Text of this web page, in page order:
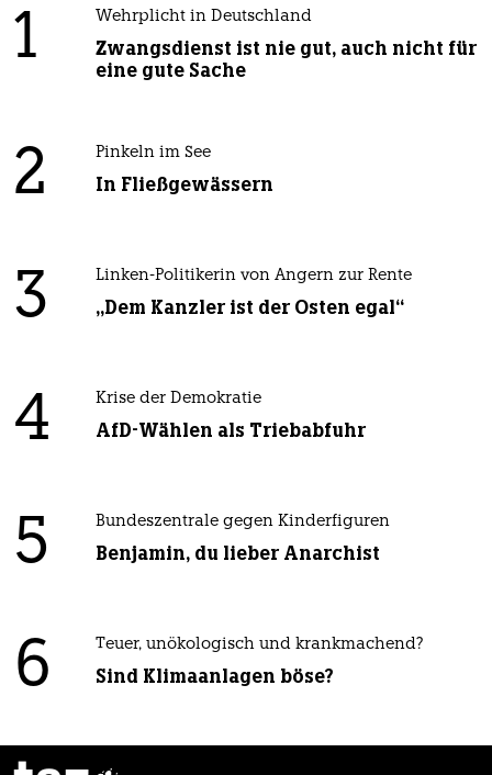
1 Wehrplicht in Deutschland
Zwangsdienst ist nie gut, auch nicht für
eine gute Sache
2 Pinkeln im See
In Fließgewässern
3 Linken-Politikerin von Angern zur Rente
„Dem Kanzler ist der Osten egal“
4 Krise der Demokratie
AfD-Wählen als Triebabfuhr
5 Bundeszentrale gegen Kinderfiguren
Benjamin, du lieber Anarchist
6 Teuer, unökologisch und krankmachend?
Sind Klimaanlagen böse?